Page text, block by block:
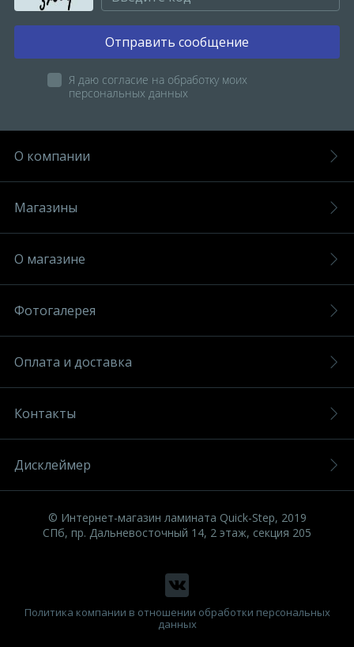
Отправить сообщение
Я даю согласие на обработку моих
персональных данных
О компании
Магазины
О магазине
Фотогалерея
Оплата и доставка
Контакты
Дисклеймер
© Интернет-магазин ламината Quick-Step, 2019
СПб, пр. Дальневосточный 14, 2 этаж, секция 205
Политика компании в отношении обработки персональных
данных